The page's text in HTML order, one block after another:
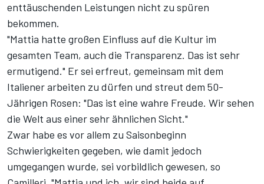
enttäuschenden Leistungen nicht zu spüren
bekommen.
"Mattia hatte großen Einfluss auf die Kultur im
gesamten Team, auch die Transparenz. Das ist sehr
ermutigend." Er sei erfreut, gemeinsam mit dem
Italiener arbeiten zu dürfen und streut dem 50-
Jährigen Rosen: "Das ist eine wahre Freude. Wir sehen
die Welt aus einer sehr ähnlichen Sicht."
Zwar habe es vor allem zu Saisonbeginn
Schwierigkeiten gegeben, wie damit jedoch
umgegangen wurde, sei vorbildlich gewesen, so